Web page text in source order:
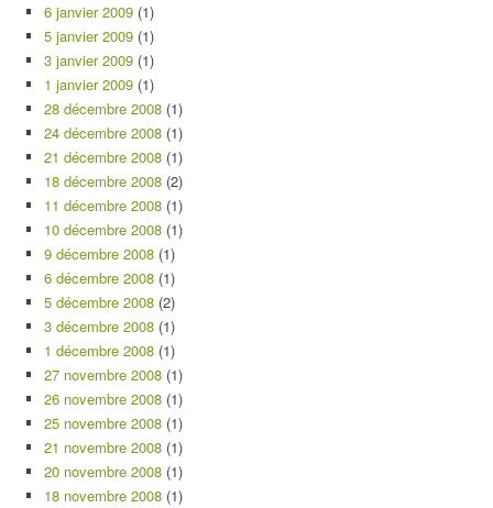
6 janvier 2009 (1)
5 janvier 2009 (1)
3 janvier 2009 (1)
1 janvier 2009 (1)
28 décembre 2008 (1)
24 décembre 2008 (1)
21 décembre 2008 (1)
18 décembre 2008 (2)
11 décembre 2008 (1)
10 décembre 2008 (1)
9 décembre 2008 (1)
6 décembre 2008 (1)
5 décembre 2008 (2)
3 décembre 2008 (1)
1 décembre 2008 (1)
27 novembre 2008 (1)
26 novembre 2008 (1)
25 novembre 2008 (1)
21 novembre 2008 (1)
20 novembre 2008 (1)
18 novembre 2008 (1)